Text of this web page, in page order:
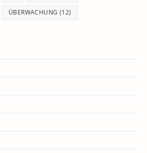
ÜBERWACHUNG (12)